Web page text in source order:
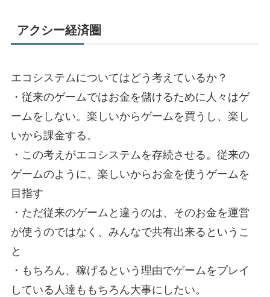
アクシー経済圏
エコシステムについてはどう考えているか？
・従来のゲームではお金を儲けるために人々はゲ
ームをしない。楽しいからゲームを買うし、楽し
いから課金する。
・この考えがエコシステムを存続させる。従来の
ゲームのように、楽しいからお金を使うゲームを
目指す
・ただ従来のゲームと違うのは、そのお金を運営
が使うのではなく、みんなで共有出来るというこ
と
・もちろん、稼げるという理由でゲームをプレイ
している人達ももちろん大事にしたい。